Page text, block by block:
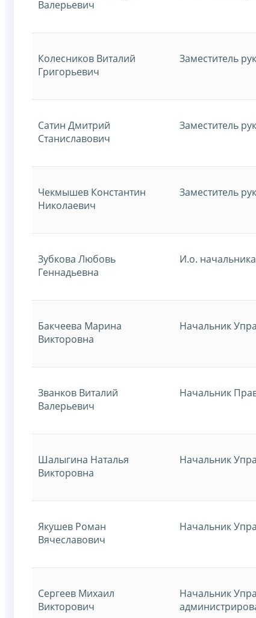
Валерьевич
Колесников Виталий
Григорьевич
Заместитель
Сатин Дмитрий
Станиславович
Заместитель
Чекмышев Константин
Николаевич
Заместитель
Зубкова Любовь
Геннадьевна
И.о.
Бакчеева Марина
Викторовна
Начальник
Званков Виталий
Валерьевич
Начальник
Шалыгина Наталья
Викторовна
Начальник
Якушев Роман
Вячеславович
Начальник
Сергеев Михаил
Викторович
Начальник